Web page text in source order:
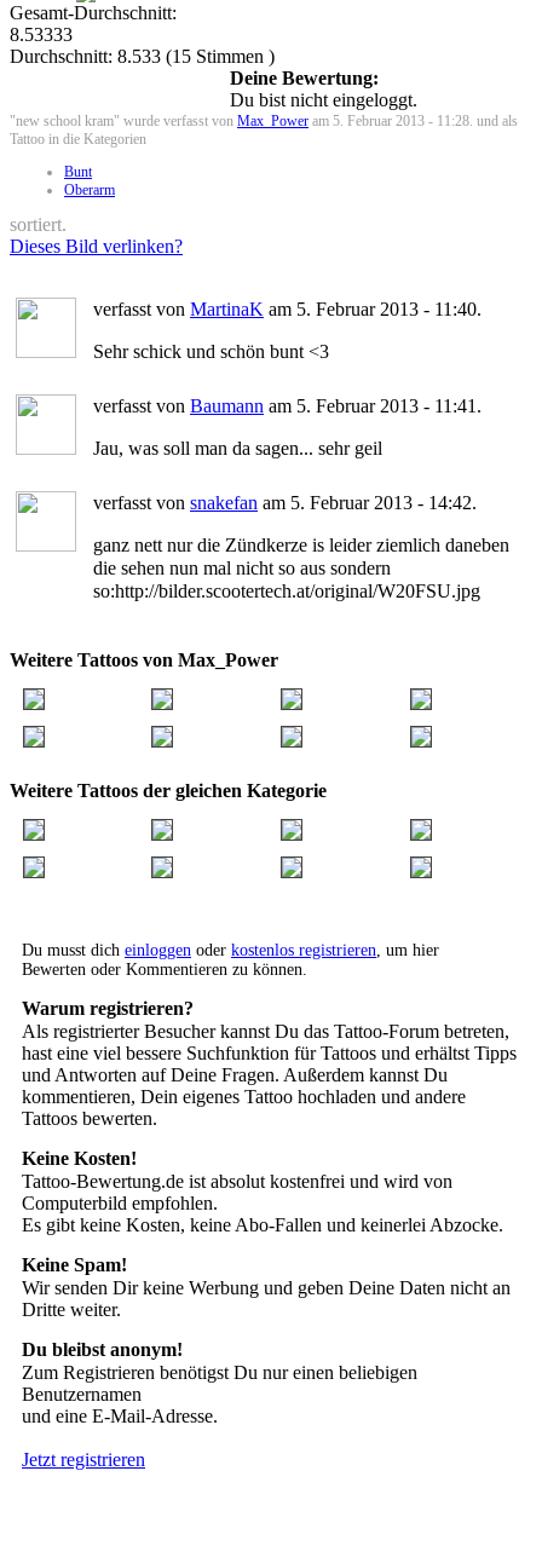
Gesamt-Durchschnitt:
8.53333
Durchschnitt: 8.533 (15 Stimmen )
Deine Bewertung:
Du bist nicht eingeloggt.
"new school kram" wurde verfasst von Max_Power am 5. Februar 2013 - 11:28. und als
Tattoo in die Kategorien
Bunt
Oberarm
sortiert.
Dieses Bild verlinken?
verfasst von MartinaK am 5. Februar 2013 - 11:40.
Sehr schick und schön bunt <3
verfasst von Baumann am 5. Februar 2013 - 11:41.
Jau, was soll man da sagen... sehr geil
verfasst von snakefan am 5. Februar 2013 - 14:42.
ganz nett nur die Zündkerze is leider ziemlich daneben
die sehen nun mal nicht so aus sondern
so:http://bilder.scootertech.at/original/W20FSU.jpg
Weitere Tattoos von Max_Power
Weitere Tattoos der gleichen Kategorie
Du musst dich einloggen oder kostenlos registrieren , um hier
Bewerten oder Kommentieren zu können.
Warum registrieren?
Als registrierter Besucher kannst Du das Tattoo-Forum betreten,
hast eine viel bessere Suchfunktion für Tattoos und erhältst Tipps
und Antworten auf Deine Fragen. Außerdem kannst Du
kommentieren, Dein eigenes Tattoo hochladen und andere
Tattoos bewerten.
Keine Kosten!
Tattoo-Bewertung.de ist absolut kostenfrei und wird von
Computerbild empfohlen.
Es gibt keine Kosten, keine Abo-Fallen und keinerlei Abzocke.
Keine Spam!
Wir senden Dir keine Werbung und geben Deine Daten nicht an
Dritte weiter.
Du bleibst anonym!
Zum Registrieren benötigst Du nur einen beliebigen
Benutzernamen
und eine E-Mail-Adresse.
Jetzt registrieren